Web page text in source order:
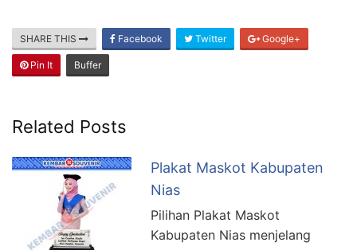
SHARE THIS Facebook Twitter Google+
Pin It Buffer
Related Posts
Plakat Maskot Kabupaten
Nias
Pilihan Plakat Maskot
Kabupaten Nias menjelang